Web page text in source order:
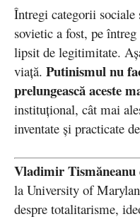
Întregi categorii sociale
sovietic a fost, pe
lipsit de legitimitate.
viață. Putinismul nu
prelungească aceste
instituţional, cât mai
inventate și practicate
Vladimir Tismăneanu
la University of
despre totalitarisme,